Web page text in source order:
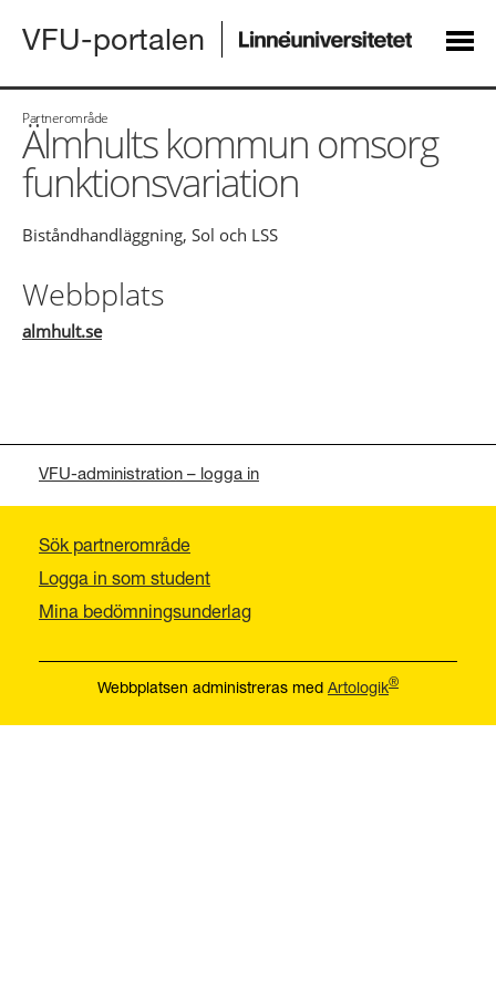
VFU-portalen
Partnerområde
Älmhults kommun omsorg
funktionsvariation
Biståndhandläggning, Sol och LSS
Webbplats
almhult.se
VFU-administration – logga in
Sök partnerområde
Logga in som student
Mina bedömningsunderlag
Webbplatsen administreras med Artologik®